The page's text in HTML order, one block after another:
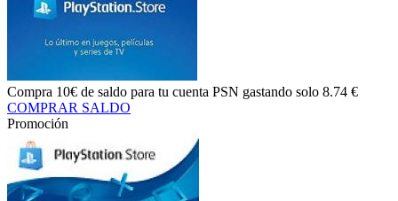
Compra 10€ de saldo para tu cuenta PSN gastando solo 8.74 €
COMPRAR SALDO
Promoción